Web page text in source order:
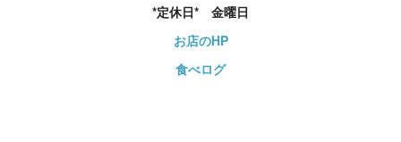
*定休日* 金曜日
お店のHP
食べログ